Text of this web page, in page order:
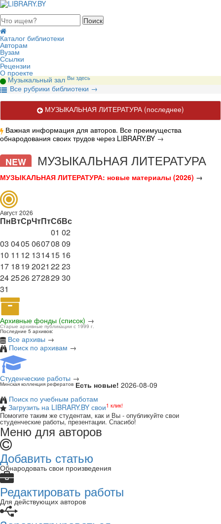
2026, воскресенье
Каталог библиотеки
Авторам
Вузам
Ссылки
Рецензии
О проекте
Музыкальный зал Вы здесь
Все рубрики библиотеки →
МУЗЫКАЛЬНАЯ ЛИТЕРАТУРА(последнее)
Важная информация для авторов. Все преимущества
обнародования своих трудов через LIBRARY.BY →
Актуальные публикации по вопросам музыкального искусства.
NEW МУЗЫКАЛЬНАЯ ЛИТЕРАТУРА
МУЗЫКАЛЬНАЯ ЛИТЕРАТУРА: новые материалы (2026) →
Август 2026
ПнВтСрЧтПтСбВс
01 02
03 0405060708 09
10 11 12 131415 16
17 1819 2021 2223
242526272829 30
31
Архивные фонды (список) →
Старые архивные публикации с 1999 г.
Последние 5 архивов:
Все архивы →
Поиск по архивам →
Студенческие работы →
Минская коллекция рефератов Есть новые! 2026-08-09
Поиск по учебным работам
Загрузить на LIBRARY.BY свои1 клик!
Помогите таким же студентам, как и Вы - опубликуйте свои
студенческие работы, презентации. Спасибо!
Меню для авторов
Добавить статью
Обнародовать свои произведения
Редактировать работы
Для действующих авторов